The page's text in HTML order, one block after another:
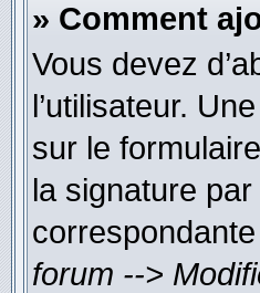
» Comment
Vous devez
l’utilisateur.
sur le
la signature
forum -->